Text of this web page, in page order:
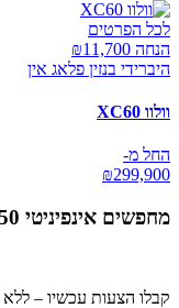
לכל הפרטים
הנחה ₪ 11,700
היברידי בנזין פלאג אין
וולוו XC60
החל מ-
₪299,900
מחפשים אינפיניטי Q50
קבלו הצעות עכשיו – ללא